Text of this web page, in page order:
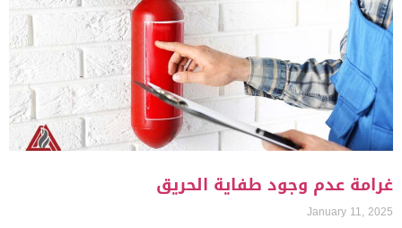
غرامة عدم وجود طفاية الحريق
January 11, 2025